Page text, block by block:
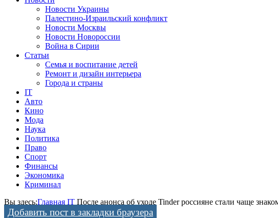
Новости Украины
Палестино-Израильский конфликт
Новости Москвы
Новости Новороссии
Война в Сирии
Статьи
Семья и воспитание детей
Ремонт и дизайн интерьера
Города и страны
IT
Авто
Кино
Мода
Наука
Политика
Право
Спорт
Финансы
Экономика
Криминал
Вы здесь:Главная IT После анонса об уходе Tinder россияне стали чаще
Добавить пост в закладки браузера